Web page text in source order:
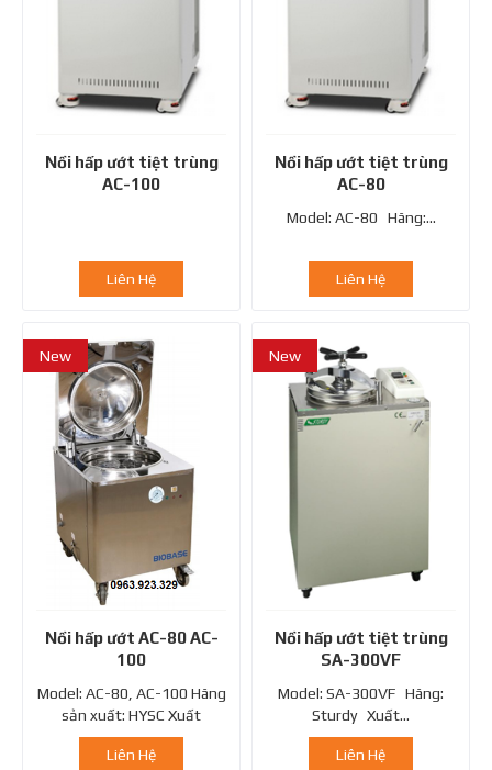
Nồi hấp ướt tiệt trùng
AC-100
Liên Hệ
Nồi hấp ướt tiệt trùng
AC-80
Model: AC-80 Hãng:...
Liên Hệ
New
Nồi hấp ướt AC-80 AC-
100
Model: AC-80, AC-100 Hãng
sản xuất: HYSC Xuất
xứ: Hàn...
Liên Hệ
New
Nồi hấp ướt tiệt trùng
SA-300VF
Model: SA-300VF Hãng:
Sturdy Xuất...
Liên Hệ